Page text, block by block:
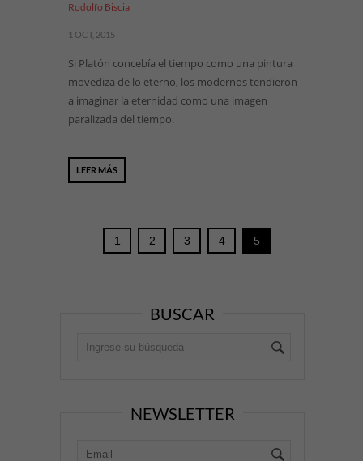
Rodolfo Biscia
1 OCT, 2015
Si Platón concebía el tiempo como una pintura
movediza de lo eterno, los modernos tendieron
a imaginar la eternidad como una imagen
paralizada del tiempo.
LEER MÁS
1 2 3 4 5
BUSCAR
NEWSLETTER